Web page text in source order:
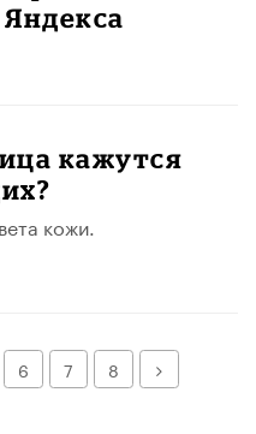
кажутся
кожи.
6 7 8 Далее